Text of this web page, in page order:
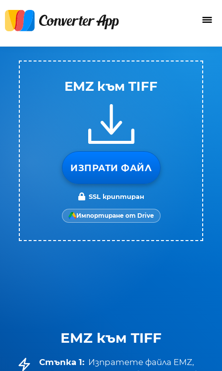
EMZ към TIFF
Стъпка 1: Изпратете файла EMZ,
EMZ към TIFF
ИЗПРАТИ ФАЙЛ
SSL криптиран
Импортиране от Drive